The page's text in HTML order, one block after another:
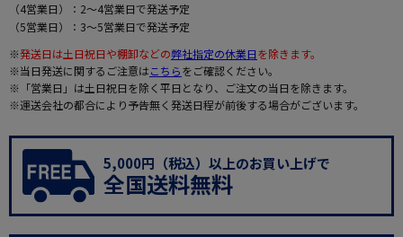
（4営業日）：2～4営業日で発送予定
（5営業日）：3～5営業日で発送予定
※発送日は土日祝日や棚卸などの弊社指定の休業日を除きます。
※当日発送に関するご注意はこちらをご確認ください。
※「営業日」は土日祝日を除く平日となり、ご注文の当日を除きます。
※運送会社の都合により予告無く発送日程が前後する場合がございます。
5,000円（税込）以上のお買い上げで
全国送料無料